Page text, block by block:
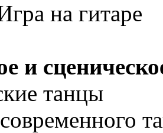
на гитаре
и
танцы